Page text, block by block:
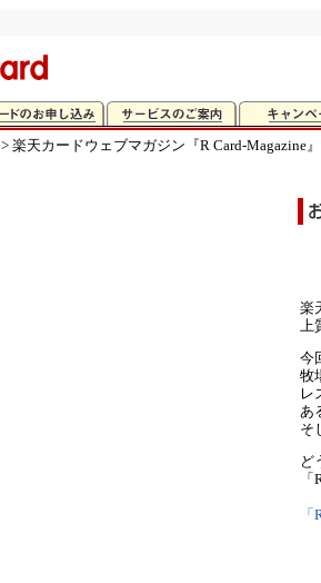
> 楽天カードウェブマガジン『R Card-Magazine
楽
今
牧
レ
あ
そ
ど